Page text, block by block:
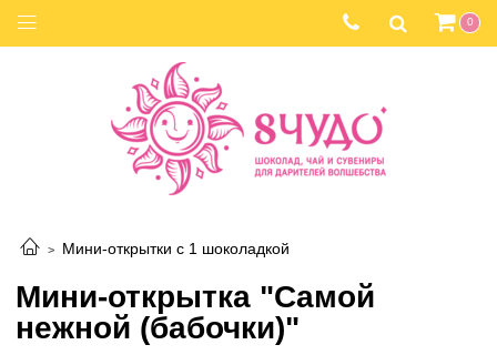
0
Мини-открытки с 1 шоколадкой
Мини-открытка "Самой
нежной (бабочки)"